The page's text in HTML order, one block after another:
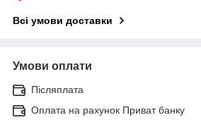
Всі умови доставки
Умови оплати
Післяплата
Оплата на рахунок Приват банку